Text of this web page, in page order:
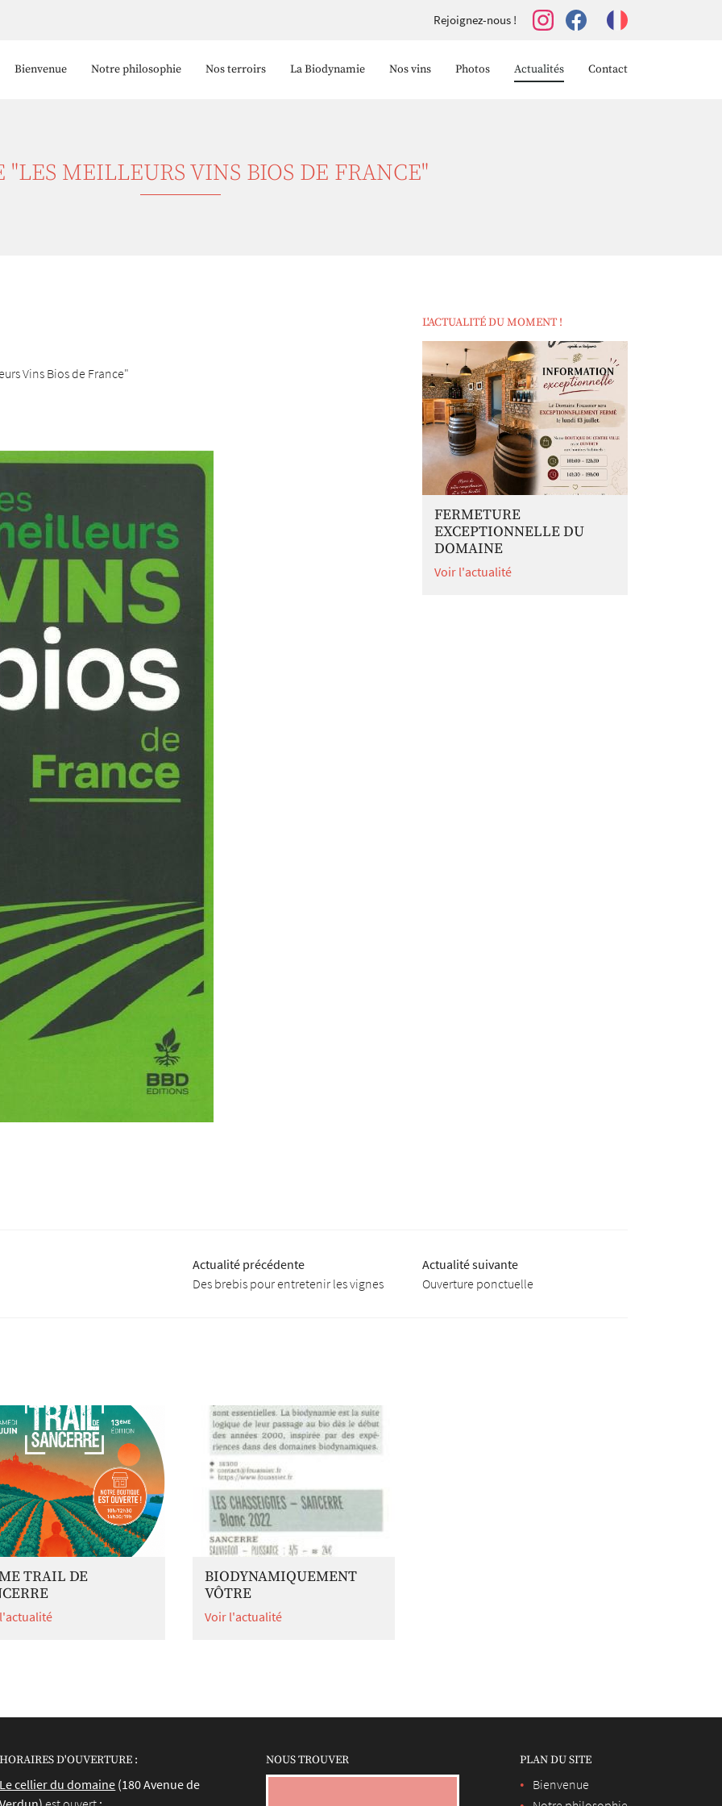
Rejoignez-nous !
Bienvenue Notre philosophie Nos terroirs La Biodynamie Nos vins Photos Actualités Contact
le formulaire
"LES MEILLEURS VINS BIOS DE FRANCE"
Vins Bios de France"
L'ACTUALITÉ DU MOMENT !
FERMETURE
EXCEPTIONNELLE DU
DOMAINE
Voir l'actualité
Actualité précédente
Des brebis pour entretenir les vignes
Actualité suivante
Ouverture ponctuelle
TRAIL DE
BIODYNAMIQUEMENT
VÔTRE
Voir l'actualité
HORAIRES D'OUVERTURE :
Le cellier du domaine (180 Avenue de
NOUS TROUVER PLAN DU SITE
Bienvenue